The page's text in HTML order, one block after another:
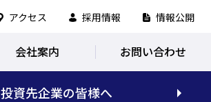
アクセス 採用情報 情報公開
会社案内 お問い合わせ
投資先企業の皆様へ